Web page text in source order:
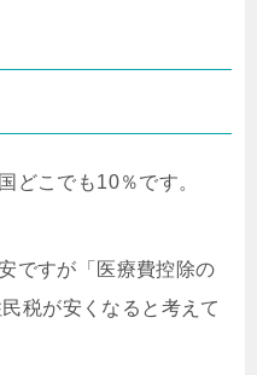
どこでも10％です。
ですが「医療費控除の
税が安くなると考えて